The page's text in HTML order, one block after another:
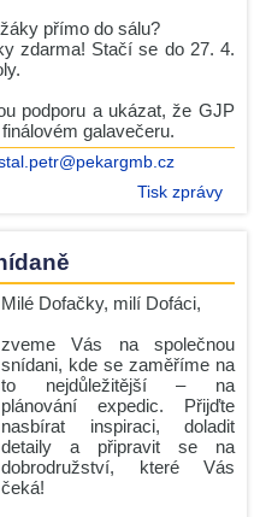
Run and Help 2026 se
(CZ)
přímo do sálu?
zdarma! Stačí se do 27. 4.
podporu a ukázat, že GJP
galavečeru.
Tisk zprávy
Milé Dofačky, milí Dofáci,
zveme Vás na společnou
snídani, kde se zaměříme na
to nejdůležitější – na
plánování expedic. Přijďte
nasbírat inspiraci, doladit
detaily a připravit se na
dobrodružství, které Vás
čeká!